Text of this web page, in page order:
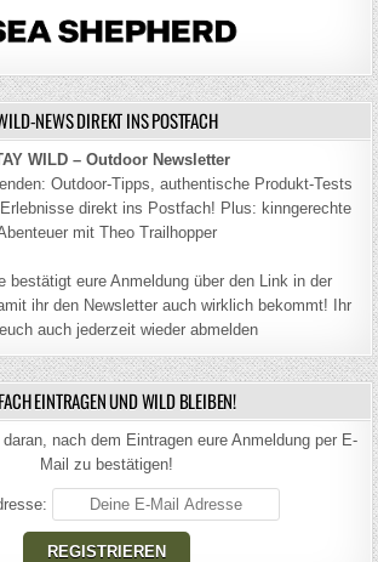
NEWS DIREKT INS POSTFACH
WILD – Outdoor Newsletter
Outdoor-Tipps, authentische Produkt-Tests
direkt ins Postfach! Plus: kinngerechte
mit Theo Trailhopper
bestätigt eure Anmeldung über den Link in der
ihr den Newsletter auch wirklich bekommt! Ihr
auch jederzeit wieder abmelden
EINTRAGEN UND WILD BLEIBEN!
nach dem Eintragen eure Anmeldung per E-
Mail zu bestätigen!